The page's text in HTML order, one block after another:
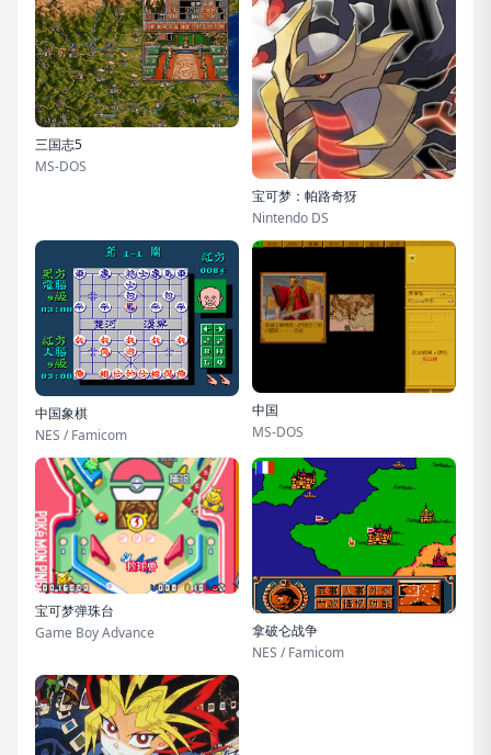
三国志5
MS-DOS
宝可梦：帕路奇犽
Nintendo DS
中国象棋
NES / Famicom
中国
MS-DOS
宝可梦弹珠台
Game Boy Advance
拿破仑战争
NES / Famicom